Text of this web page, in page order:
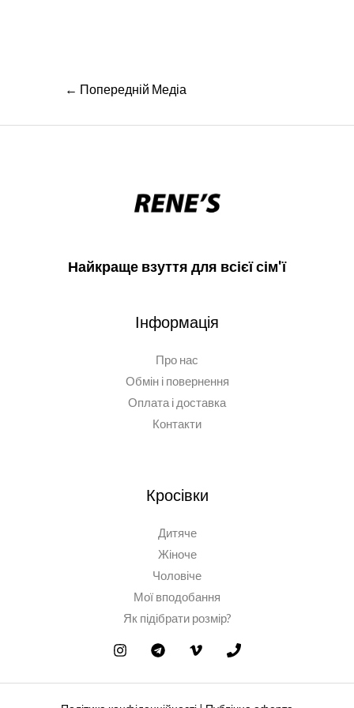
Навігація
← Попередній Медіа
Найкраще взуття для всієї сім'ї
Інформація
Про нас
Обмін і повернення
Оплата і доставка
Контакти
Кросівки
Дитяче
Жіноче
Чоловіче
Мої вподобання
Як підібрати розмір?